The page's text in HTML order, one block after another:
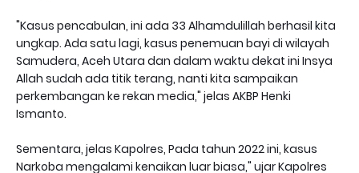
"Kasus pencabulan, ini ada 33 Alhamdulillah berhasil kita
ungkap. Ada satu lagi, kasus penemuan bayi di wilayah
Samudera, Aceh Utara dan dalam waktu dekat ini Insya
Allah sudah ada titik terang, nanti kita sampaikan
perkembangan ke rekan media," jelas AKBP Henki
Ismanto.
Sementara, jelas Kapolres, Pada tahun 2022 ini, kasus
Narkoba mengalami kenaikan luar biasa," ujar Kapolres